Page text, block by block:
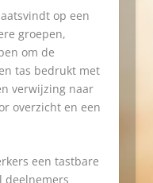
op een
groepen,
om de
tas bedrukt met
verwijzing naar
overzicht en een
een tastbare
deelnemers